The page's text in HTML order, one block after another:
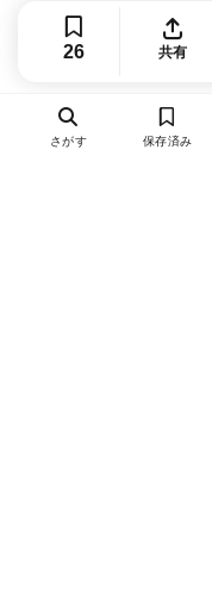
26 共有
さがす 保存済み